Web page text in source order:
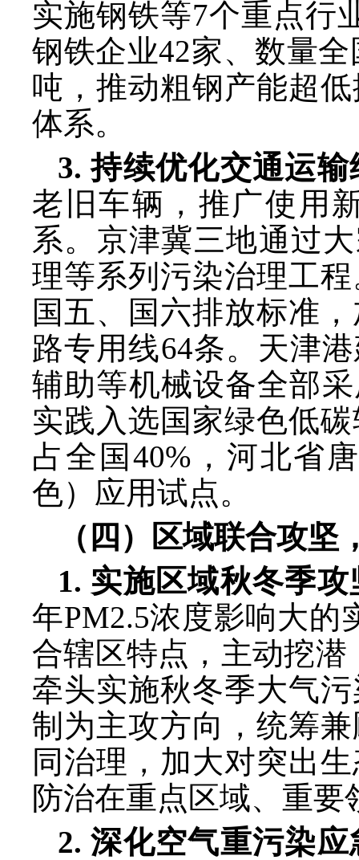
实施钢铁等7个重点行
钢铁企业42家、数量
吨，推动粗钢产能超
体系。
3. 持续优化交通运输
老旧车辆，推广使用
系。京津冀三地通过
理等系列污染治理工
国五、国六排放标准
路专用线64条。天津
辅助等机械设备全部
实践入选国家绿色低
占全国40%，河北省
色）应用试点。
（四）区域联合攻坚
1. 实施区域秋冬季
年PM2.5浓度影响大的
合辖区特点，主动挖
牵头实施秋冬季大气
制为主攻方向，统筹
同治理，加大对突出
防治在重点区域、重
2. 深化空气重污染